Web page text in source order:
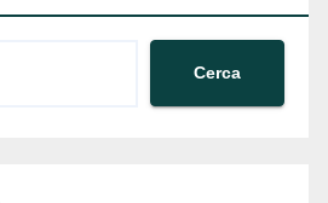
Cerca